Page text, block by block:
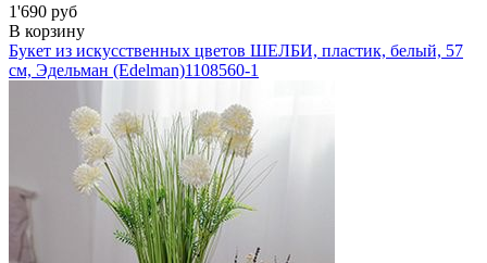
1'690 руб
В корзину
Букет из искусственных цветов ШЕЛБИ, пластик, белый, 57
см, Эдельман (Edelman)1108560-1